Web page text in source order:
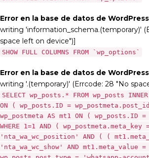
Error en la base de datos de
writing 'information_schema.(temporary)'
space left on device")]
SHOW FULL COLUMNS FROM `wp_options`
Error en la base de datos de
writing '.(temporary)' (Errcode: 28 "No
SELECT wp_posts.* FROM wp_posts
ON ( wp_posts.ID =
wp_postmeta AS mt1 ON ( wp_posts.ID
WHERE 1=1 AND ( wp_postmeta.meta_key
'nta_wa_wc_position' AND ( (
'nta_wa_wc_show' AND mt1.meta_value